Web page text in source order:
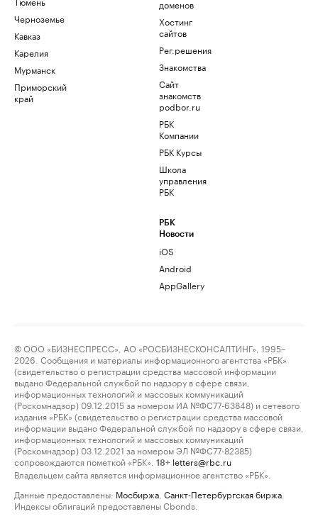
Черноземье
Кавказ
Карелия
Мурманск
Приморский
край
доменов
Хостинг
сайтов
Рег.решения
Знакомства
Сайт
знакомств
podbor.ru
РБК
Компании
РБК Курсы
Школа
управления
РБК
РБК
Новости
iOS
Android
AppGallery
© ООО «БИЗНЕСПРЕСС», АО «РОСБИЗНЕСКОНСАЛТИНГ», 1995–
2026. Сообщения и материалы информационного агентства «РБК»
(свидетельство о регистрации средства массовой информации
выдано Федеральной службой по надзору в сфере связи,
информационных технологий и массовых коммуникаций
(Роскомнадзор) 09.12.2015 за номером ИА №ФС77-63848) и сетевого
издания «РБК» (свидетельство о регистрации средства массовой
информации выдано Федеральной службой по надзору в сфере связи,
информационных технологий и массовых коммуникаций
(Роскомнадзор) 03.12.2021 за номером ЭЛ №ФС77-82385)
сопровождаются пометкой «РБК».
18+ letters@rbc.ru
Владельцем сайта является информационное агентство «РБК».
Данные предоставлены: Мосбиржа Санкт-Петербургская биржа
Индексы облигаций предоставлены Cbonds.